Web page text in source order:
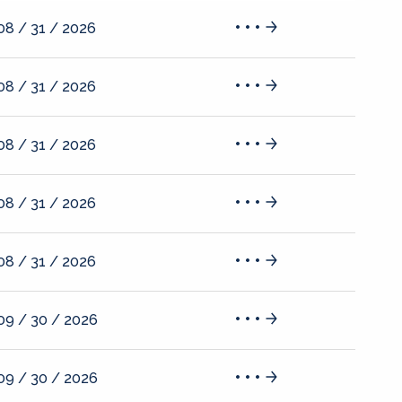
/ 31 / 2026
/ 31 / 2026
/ 31 / 2026
/ 31 / 2026
/ 31 / 2026
/ 30 / 2026
/ 30 / 2026